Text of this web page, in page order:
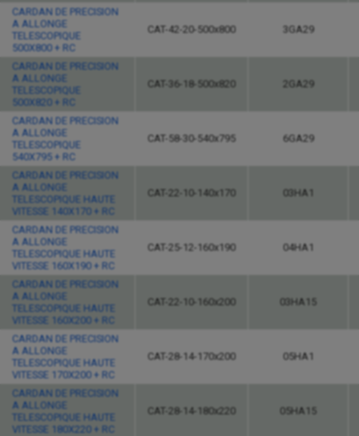
CARDAN DE PRECISION
A ALLONGE
TELESCOPIQUE
500X800 + RC
CAT-42-20-500x800 3GA29
CARDAN DE PRECISION
A ALLONGE
TELESCOPIQUE
500X820 + RC
CAT-36-18-500x820 2GA29
CARDAN DE PRECISION
A ALLONGE
TELESCOPIQUE
540X795 + RC
CAT-58-30-540x795 6GA29
CARDAN DE PRECISION
A ALLONGE
TELESCOPIQUE HAUTE
VITESSE 140X170 + RC
CAT-22-10-140x170 03HA1
CARDAN DE PRECISION
A ALLONGE
TELESCOPIQUE HAUTE
VITESSE 160X190 + RC
CAT-25-12-160x190 04HA1
CARDAN DE PRECISION
A ALLONGE
TELESCOPIQUE HAUTE
VITESSE 160X200 + RC
CAT-22-10-160x200 03HA15
CARDAN DE PRECISION
A ALLONGE
TELESCOPIQUE HAUTE
VITESSE 170X200 + RC
CAT-28-14-170x200 05HA1
CARDAN DE PRECISION
A ALLONGE
TELESCOPIQUE HAUTE
VITESSE 180X220 + RC
CAT-28-14-180x220 05HA15